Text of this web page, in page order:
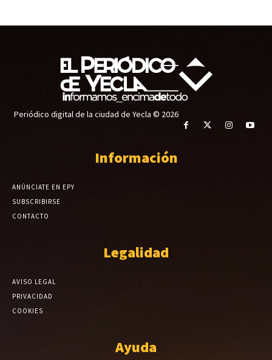
Periódico digital de la ciudad de Yecla © 2026
Información
ANÚNCIATE EN EPY
SUBSCRIBIRSE
CONTACTO
Legalidad
AVISO LEGAL
PRIVACIDAD
COOKIES
Ayuda